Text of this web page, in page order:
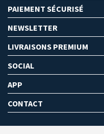
PAIEMENT SÉCURISÉ
NEWSLETTER
LIVRAISONS PREMIUM
SOCIAL
APP
CONTACT